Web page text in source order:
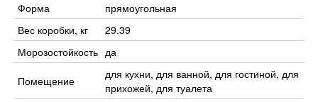
Форма
прямоугольная
Вес коробки, кг
29.39
Морозостойкость да
Помещение
для кухни, для ванной, для гостиной, для
прихожей, для туалета